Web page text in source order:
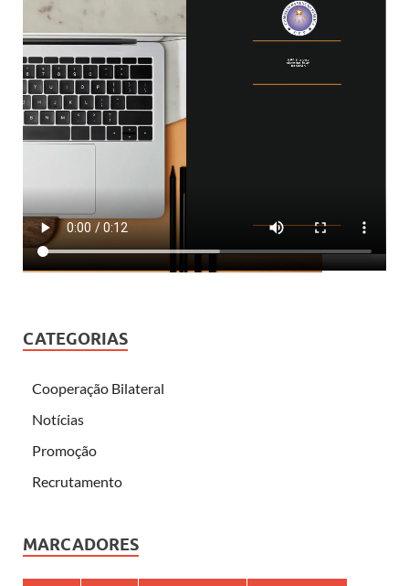
CATEGORIAS
Cooperação Bilateral
Notícias
Promoção
Recrutamento
MARCADORES